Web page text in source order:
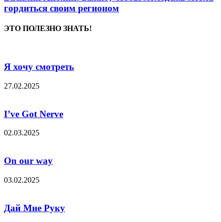
гордиться своим регионом
ЭТО ПОЛЕЗНО ЗНАТЬ!
Я хочу смотреть
27.02.2025
I’ve Got Nerve
02.03.2025
On our way
03.02.2025
Дай Мне Руку